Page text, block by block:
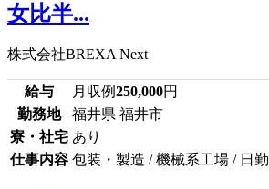
女比半...
株式会社BREXA Next
給与 月収例250,000円
勤務地
福井県 福井市
寮・社宅 あり
仕事内容 包装・製造 / 機械系工場 / 日勤